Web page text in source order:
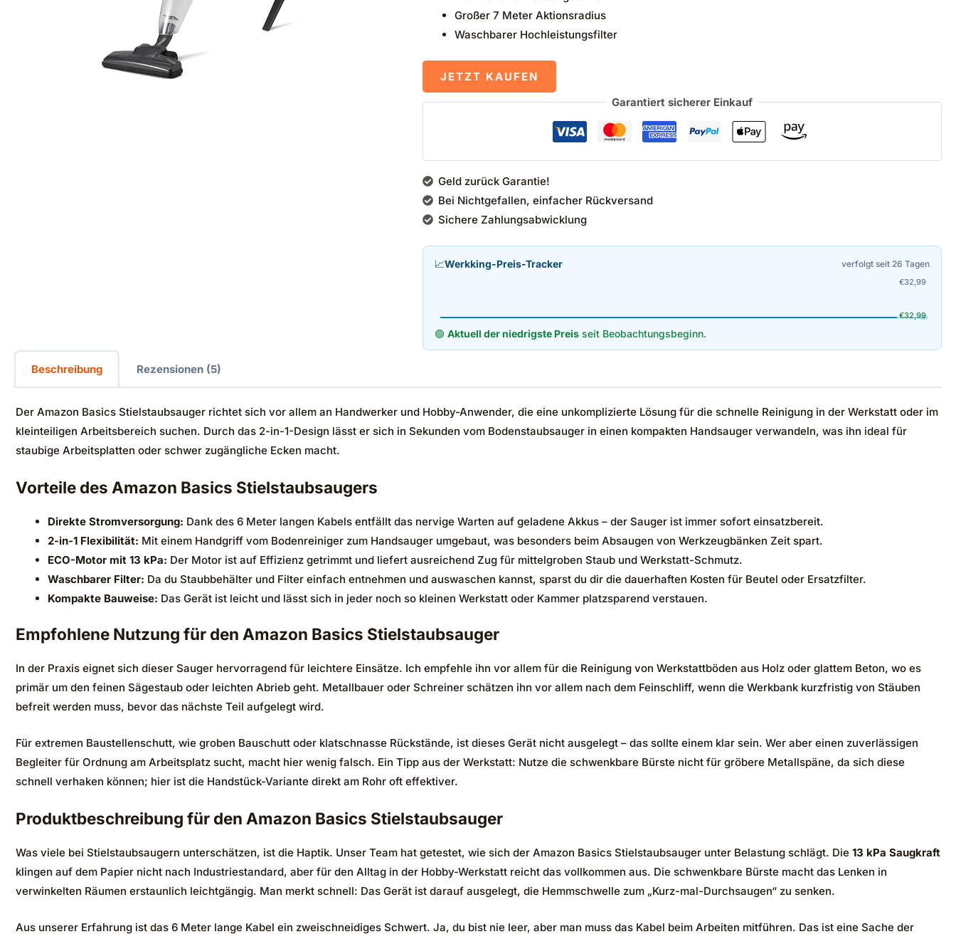
Großer 7 Meter Aktionsradius
Waschbarer Hochleistungsfilter
JETZT KAUFEN
Garantiert sicherer Einkauf
Geld zurück Garantie!
Bei Nichtgefallen, einfacher Rückversand
Sichere Zahlungsabwicklung
📈Werkking-Preis-Tracker verfolgt seit 26 Tagen
€32,99
€32,99
🟢 Aktuell der niedrigste Preisseit Beobachtungsbeginn.
Beschreibung Rezensionen (5)
Der Amazon Basics Stielstaubsauger richtet sich vor allem an Handwerker und Hobby-Anwender, die eine unkomplizierte Lösung für die schnelle Reinigung in der Werkstatt oder im
kleinteiligen Arbeitsbereich suchen. Durch das 2-in-1-Design lässt er sich in Sekunden vom Bodenstaubsauger in einen kompakten Handsauger verwandeln, was ihn ideal für
staubige Arbeitsplatten oder schwer zugängliche Ecken macht.
Vorteile des Amazon Basics Stielstaubsaugers
Direkte Stromversorgung: Dank des 6 Meter langen Kabels entfällt das nervige Warten auf geladene Akkus – der Sauger ist immer sofort einsatzbereit.
2-in-1 Flexibilität: Mit einem Handgriff vom Bodenreiniger zum Handsauger umgebaut, was besonders beim Absaugen von Werkzeugbänken Zeit spart.
ECO-Motor mit 13 kPa: Der Motor ist auf Effizienz getrimmt und liefert ausreichend Zug für mittelgroben Staub und Werkstatt-Schmutz.
Waschbarer Filter: Da du Staubbehälter und Filter einfach entnehmen und auswaschen kannst, sparst du dir die dauerhaften Kosten für Beutel oder Ersatzfilter.
Kompakte Bauweise: Das Gerät ist leicht und lässt sich in jeder noch so kleinen Werkstatt oder Kammer platzsparend verstauen.
Empfohlene Nutzung für den Amazon Basics Stielstaubsauger
In der Praxis eignet sich dieser Sauger hervorragend für leichtere Einsätze. Ich empfehle ihn vor allem für die Reinigung von Werkstattböden aus Holz oder glattem Beton, wo es
primär um den feinen Sägestaub oder leichten Abrieb geht. Metallbauer oder Schreiner schätzen ihn vor allem nach dem Feinschliff, wenn die Werkbank kurzfristig von Stäuben
befreit werden muss, bevor das nächste Teil aufgelegt wird.
Für extremen Baustellenschutt, wie groben Bauschutt oder klatschnasse Rückstände, ist dieses Gerät nicht ausgelegt – das sollte einem klar sein. Wer aber einen zuverlässigen
Begleiter für Ordnung am Arbeitsplatz sucht, macht hier wenig falsch. Ein Tipp aus der Werkstatt: Nutze die schwenkbare Bürste nicht für gröbere Metallspäne, da sich diese
schnell verhaken können; hier ist die Handstück-Variante direkt am Rohr oft effektiver.
Produktbeschreibung für den Amazon Basics Stielstaubsauger
Was viele bei Stielstaubsaugern unterschätzen, ist die Haptik. Unser Team hat getestet, wie sich der Amazon Basics Stielstaubsauger unter Belastung schlägt. Die 13 kPa Saugkraft
klingen auf dem Papier nicht nach Industriestandard, aber für den Alltag in der Hobby-Werkstatt reicht das vollkommen aus. Die schwenkbare Bürste macht das Lenken in
verwinkelten Räumen erstaunlich leichtgängig. Man merkt schnell: Das Gerät ist darauf ausgelegt, die Hemmschwelle zum „Kurz-mal-Durchsaugen“ zu senken.
Aus unserer Erfahrung ist das 6 Meter lange Kabel ein zweischneidiges Schwert. Ja, du bist nie leer, aber man muss das Kabel beim Arbeiten mitführen. Das ist eine Sache der